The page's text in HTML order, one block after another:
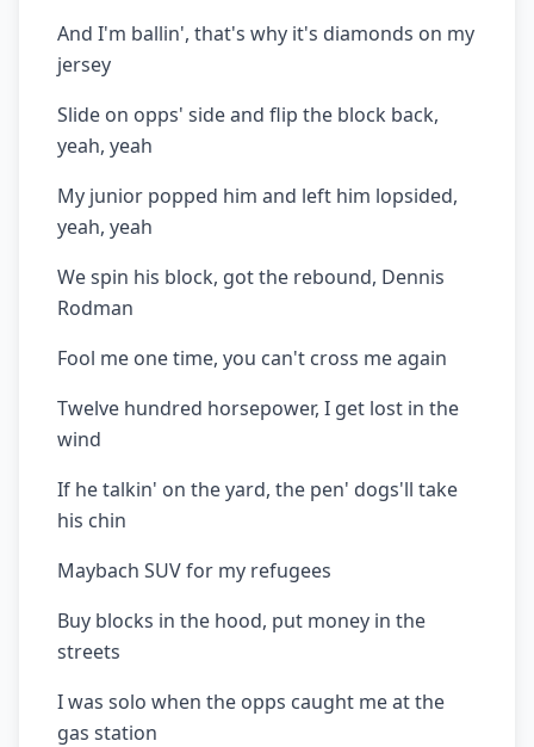
And I'm ballin', that's why it's diamonds on my
jersey
Slide on opps' side and flip the block back,
yeah, yeah
My junior popped him and left him lopsided,
yeah, yeah
We spin his block, got the rebound, Dennis
Rodman
Fool me one time, you can't cross me again
Twelve hundred horsepower, I get lost in the
wind
If he talkin' on the yard, the pen' dogs'll take
his chin
Maybach SUV for my refugees
Buy blocks in the hood, put money in the
streets
I was solo when the opps caught me at the
gas station